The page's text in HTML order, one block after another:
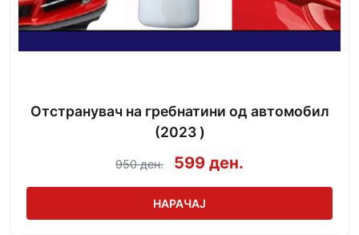
Отстранувач на гребнатини од автомобил
(2023 )
950 ден. 599 ден.
НАРАЧАЈ